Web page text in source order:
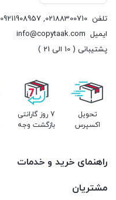
تلفن 02188300710
,
09211908957
ایمیل info@copytaak.com
پشتیبانی ( 10 الی 21 )
تحویل
اکسپرس
7 روز گارانتی
بازگشت وجه
راهنمای خرید و خدمات
مشتریان